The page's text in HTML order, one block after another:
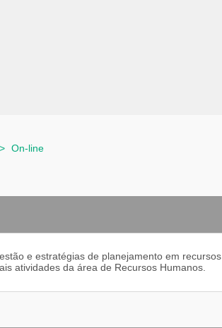
> On-line
e estratégias de planejamento em recursos
atividades da área de Recursos Humanos.